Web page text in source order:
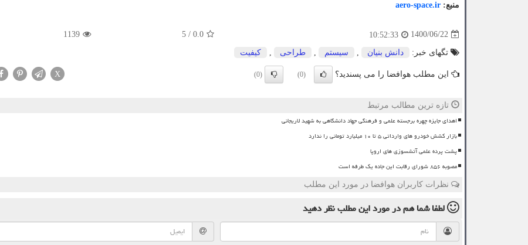
منبع: aero-space.ir
1400/06/22
10:52:33
0.0
/
5
1139
تگهای خبر: دانش بنیان سیستم طراحی كیفیت
این مطلب هوافضا را می پسندید؟ (0)
(0)
X
تازه ترین مطالب مرتبط
اهدای جایزه چهره برجسته علمی و فرهنگی جهاد دانشگاهی به شهید لاریجانی
بازار کشش خودرو های وارداتی ۵ تا ۱۰ میلیارد تومانی را ندارد
پشت پرده علمی آتشسوزی های اروپا
مصوبه ۸۵۶ شورای رقابت این جاده یک طرفه است
نظرات کاربران هوافضا در مورد این مطلب
لطفا شما همدر مورد این مطلبنظر دهید